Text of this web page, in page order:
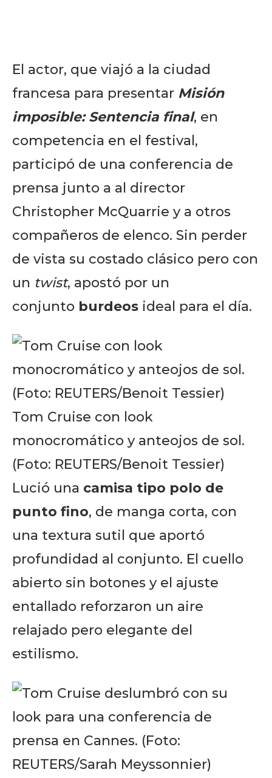
El actor, que viajó a la ciudad
francesa para presentar Misión
imposible: Sentencia final, en
competencia en el festival,
participó de una conferencia de
prensa junto a al director
Christopher McQuarrie y a otros
compañeros de elenco. Sin perder
de vista su costado clásico pero con
un twist, apostó por un
conjunto burdeos ideal para el día.
Tom Cruise con look
monocromático y anteojos de sol.
(Foto: REUTERS/Benoit Tessier)
Lució una camisa tipo polo de
punto fino, de manga corta, con
una textura sutil que aportó
profundidad al conjunto. El cuello
abierto sin botones y el ajuste
entallado reforzaron un aire
relajado pero elegante del
estilismo.